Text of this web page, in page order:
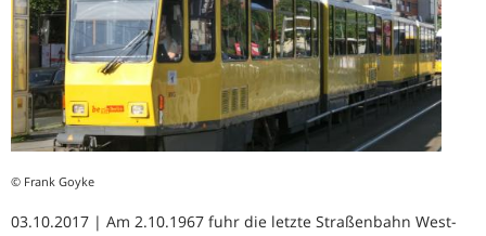
© Frank Goyke
03.10.2017 | Am 2.10.1967 fuhr die letzte Straßenbahn West-